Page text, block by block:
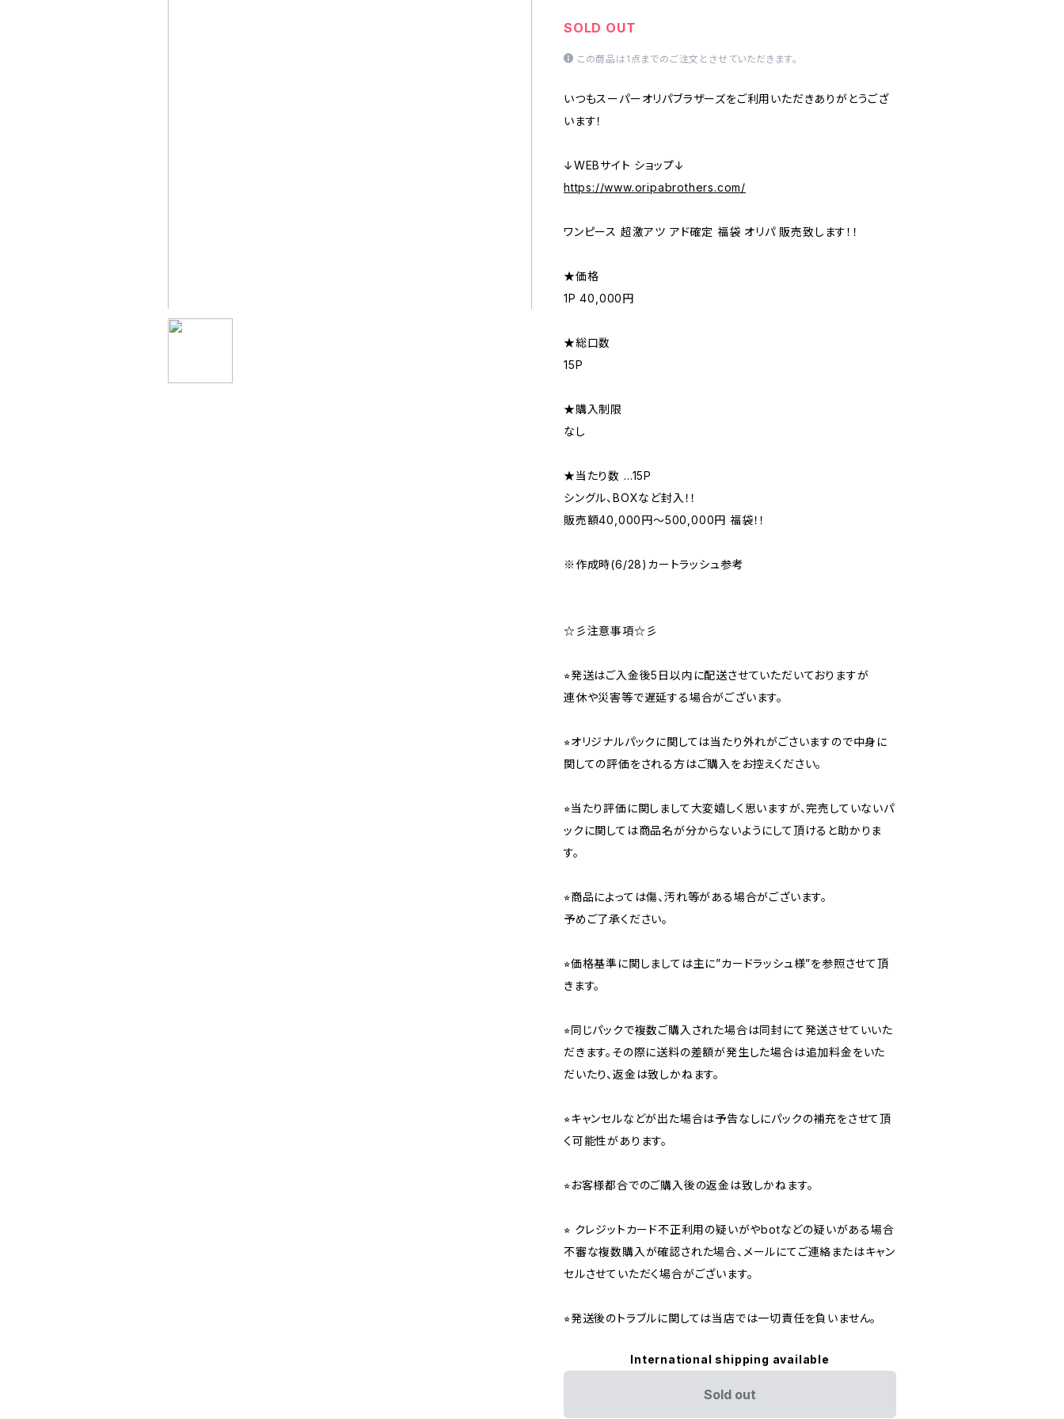
SOLD OUT
この商品は1点までのご注文とさせていただきます。
いつもスーパーオリパブラザーズをご利用いただきありがとうござ
います！
↓WEBサイト ショップ↓
https://www.oripabrothers.com/
ワンピース 超激アツ アド確定 福袋 オリパ 販売致します！！
★価格
1P 40,000円
★総口数
15P
★購入制限
なし
★当たり数 …15P
シングル、BOXなど封入！！
販売額40,000円〜500,000円 福袋！！
※作成時(6/28)カートラッシュ参考
☆彡注意事項☆彡
⭐︎発送はご入金後5日以内に配送させていただいておりますが
連休や災害等で遅延する場合がございます。
⭐︎オリジナルパックに関しては当たり外れがごさいますので中身に
関しての評価をされる方はご購入をお控えください。
⭐︎当たり評価に関しまして大変嬉しく思いますが、完売していないパ
ックに関しては商品名が分からないようにして頂けると助かりま
す。
⭐︎商品によっては傷、汚れ等がある場合がございます。
予めご了承ください。
⭐︎価格基準に関しましては主に”カードラッシュ様”を参照させて頂
きます。
⭐︎同じパックで複数ご購入された場合は同封にて発送させていいた
だきます。その際に送料の差額が発生した場合は追加料金をいた
だいたり、返金は致しかねます。
⭐︎キャンセルなどが出た場合は予告なしにパックの補充をさせて頂
く可能性があります。
⭐︎お客様都合でのご購入後の返金は致しかねます。
⭐︎ クレジットカード不正利用の疑いがやbotなどの疑いがある場合
不審な複数購入が確認された場合、メールにてご連絡またはキャン
セルさせていただく場合がございます。
⭐︎発送後のトラブルに関しては当店では一切責任を負いません。
International shipping available
Sold out